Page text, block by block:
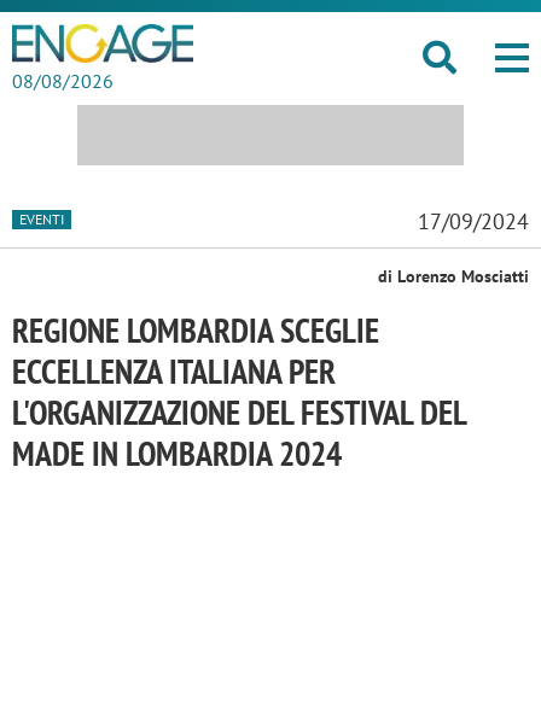
08/08/2026
EVENTI 17/09/2024
di Lorenzo Mosciatti
REGIONE LOMBARDIA SCEGLIE
ECCELLENZA ITALIANA PER
L'ORGANIZZAZIONE DEL FESTIVAL DEL
MADE IN LOMBARDIA 2024